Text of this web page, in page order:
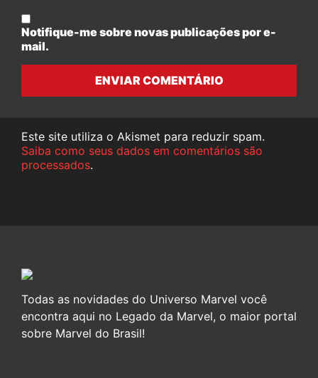
Notifique-me sobre novas publicações por e-
mail.
ENVIAR COMENTÁRIO
Este site utiliza o Akismet para reduzir spam.
Saiba como seus dados em comentários são
processados.
Todas as novidades do Universo Marvel você
encontra aqui no Legado da Marvel, o maior portal
sobre Marvel do Brasil!